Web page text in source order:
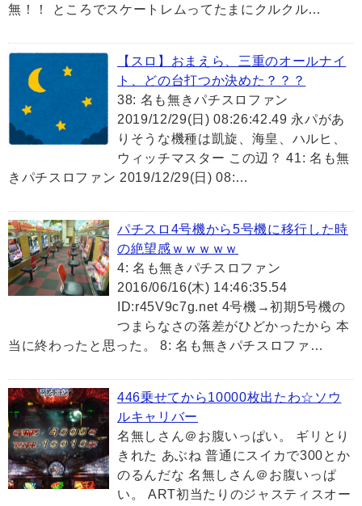
無！！ ところでスケートレムってたまにクルクル…
【スロ】おまえら、三重のオールナイ
ト、どの台打つか決めた？？？
38: 名も無きパチスロファン
2019/12/29(日) 08:26:42.49 永パがあ
りそうな機種は凱旋、海皇、ハルヒ、
ウィッチマスター この辺？ 41: 名も無
きパチスロファン 2019/12/29(日) 08:…
パチスロ4号機から5号機に移行した時
の絶望感ｗｗｗｗｗ
4: 名も無きパチスロファン
2016/06/16(木) 14:46:35.54
ID:r45V9c7g.net 4号機→初期5号機の
つまらなさの落差がひどかったから 本
当に終わったと思った。 8: 名も無きパチスロファ…
446乗せてから10000枚出たわ☆ソウ
ルキャリバー
名無しさん＠お腹いっぱい。 ギリとり
きれた あぶね 普通にスイカで300とか
のるんだな 名無しさん＠お腹いっぱ
い。 ART初当たりのジャスティスオー